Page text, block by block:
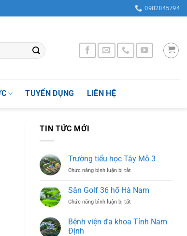
phố Hà Nội, Việt Nam 0982845794
TUYỂN DỤNG LIÊN HỆ
TIN TỨC MỚI
Trường tiểu học Tây Mỗ 3
Chức năng bình luận bị tắtở
tiểu
học
Tây
Sân Golf 36 hố Hà Nam
Chức năng bình luận bị tắtở
Golf
36
Bệnh viện đa khoa Tỉnh Nam
Định